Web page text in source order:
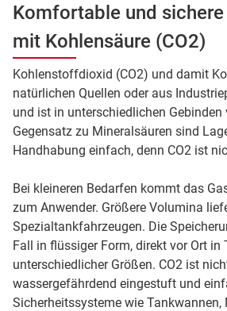
Komfortable und
mit Kohlensäure (CO2)
Kohlenstoffdioxid (CO2) und damit
natürlichen Quellen oder aus
und ist in unterschiedlichen Gebinden
Gegensatz zu Mineralsäuren sind
Handhabung einfach, denn CO2 ist
Bei kleineren Bedarfen kommt das
zum Anwender. Größere Volumina
Spezialtankfahrzeugen. Die
Fall in flüssiger Form, direkt vor Ort in
unterschiedlicher Größen. CO2 ist
wassergefährdend eingestuft und
Sicherheitssysteme wie Tankwannen,